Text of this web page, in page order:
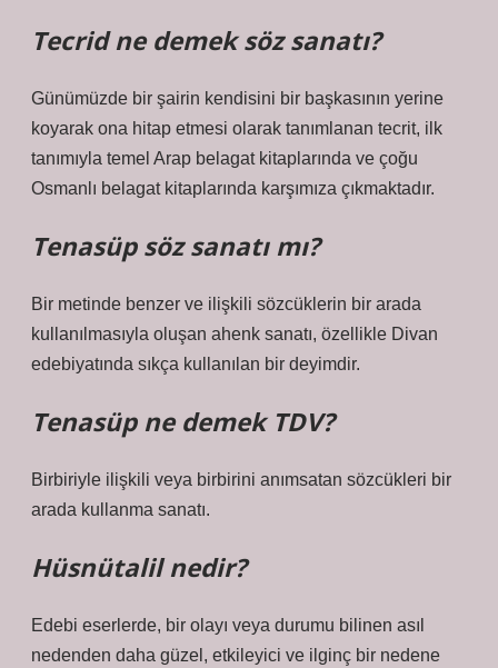
Tecrid ne demek söz sanatı?
Günümüzde bir şairin kendisini bir başkasının yerine
koyarak ona hitap etmesi olarak tanımlanan tecrit, ilk
tanımıyla temel Arap belagat kitaplarında ve çoğu
Osmanlı belagat kitaplarında karşımıza çıkmaktadır.
Tenasüp söz sanatı mı?
Bir metinde benzer ve ilişkili sözcüklerin bir arada
kullanılmasıyla oluşan ahenk sanatı, özellikle Divan
edebiyatında sıkça kullanılan bir deyimdir.
Tenasüp ne demek TDV?
Birbiriyle ilişkili veya birbirini anımsatan sözcükleri bir
arada kullanma sanatı.
Hüsnütalil nedir?
Edebi eserlerde, bir olayı veya durumu bilinen asıl
nedenden daha güzel, etkileyici ve ilginç bir nedene